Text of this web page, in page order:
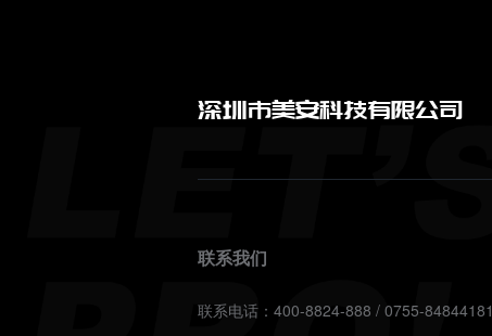
深圳市美安科技有限公司
联系我们
联系电话：400-8824-888 / 0755-84844181